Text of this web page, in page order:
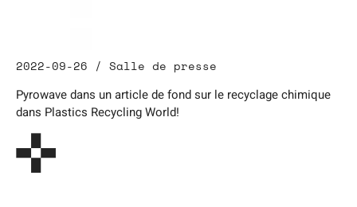
2022-09-26 / Salle de presse
Pyrowave dans un article de fond sur le recyclage chimique
dans Plastics Recycling World!